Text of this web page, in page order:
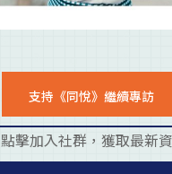
支持《同悅》繼續專訪
點擊加入社群，獲取最新資